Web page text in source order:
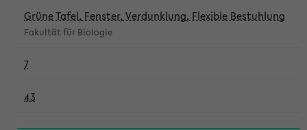
Grüne Tafel, Fenster, Verdunklung, Flexible Bestuhlung
Fakultät für Biologie
7
43